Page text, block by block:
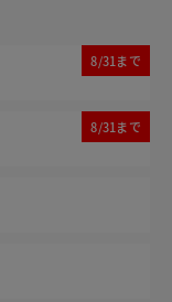
8/31まで
8/31まで